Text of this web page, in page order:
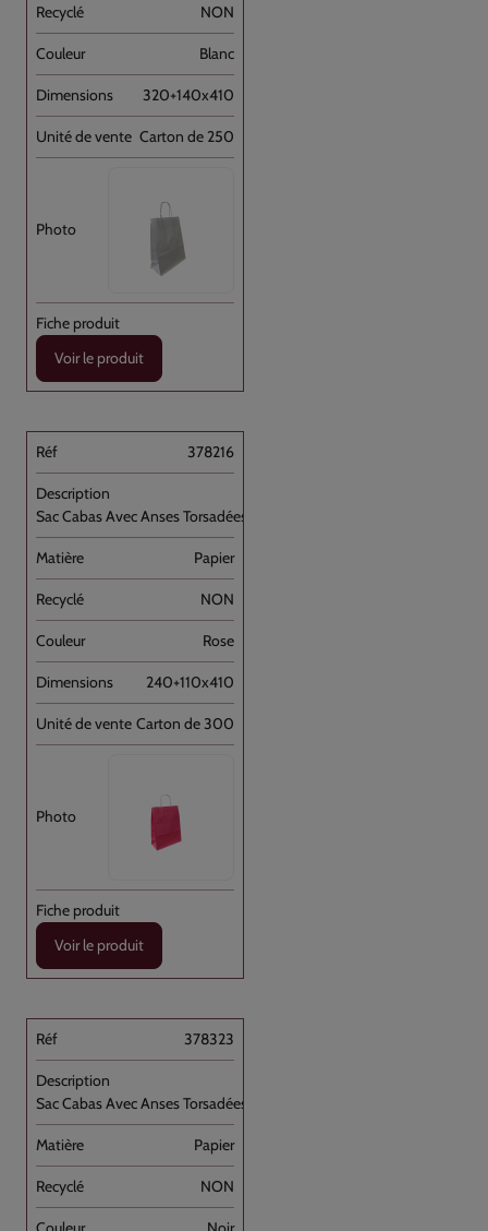
NON
Blanc
320+140x410
Carton de 250
Voir le produit
378216
Sac Cabas Avec Anses Torsadées Rose [...]
Papier
NON
Rose
240+110x410
Carton de 300
Voir le produit
378323
Sac Cabas Avec Anses Torsadées Noir [...]
Papier
NON